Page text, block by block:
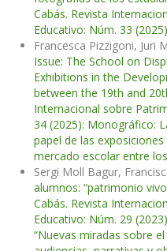
Cabás. Revista
Educativo: Núm. 33 (2025)
Francesca Pizzigoni, Juri
Issue: The School on
Exhibitions in the
between the 19th and
Internacional sobre
34 (2025): Monográfico:
papel de las
mercado escolar entre
Sergi Moll Bagur,
alumnos: “patrimonio
Cabás. Revista
Educativo: Núm. 29
“Nuevas miradas sobre